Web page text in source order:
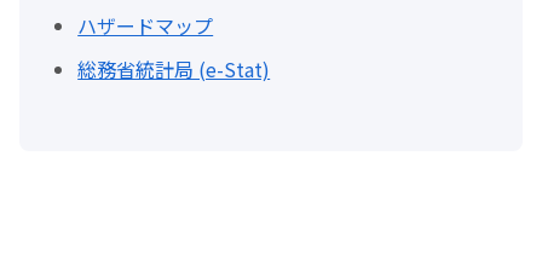
ハザードマップ
総務省統計局 (e-Stat)